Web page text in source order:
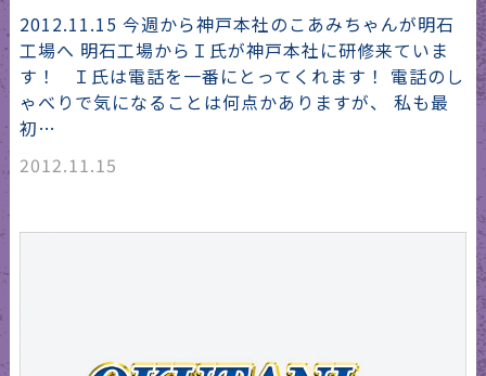
2012.11.15 今週から神戸本社のこあみちゃんが明石
工場へ 明石工場からＩ氏が神戸本社に研修来ていま
す！ Ｉ氏は電話を一番にとってくれます！ 電話のし
ゃべりで気になることは何点かありますが、 私も最
初…
2012.11.15